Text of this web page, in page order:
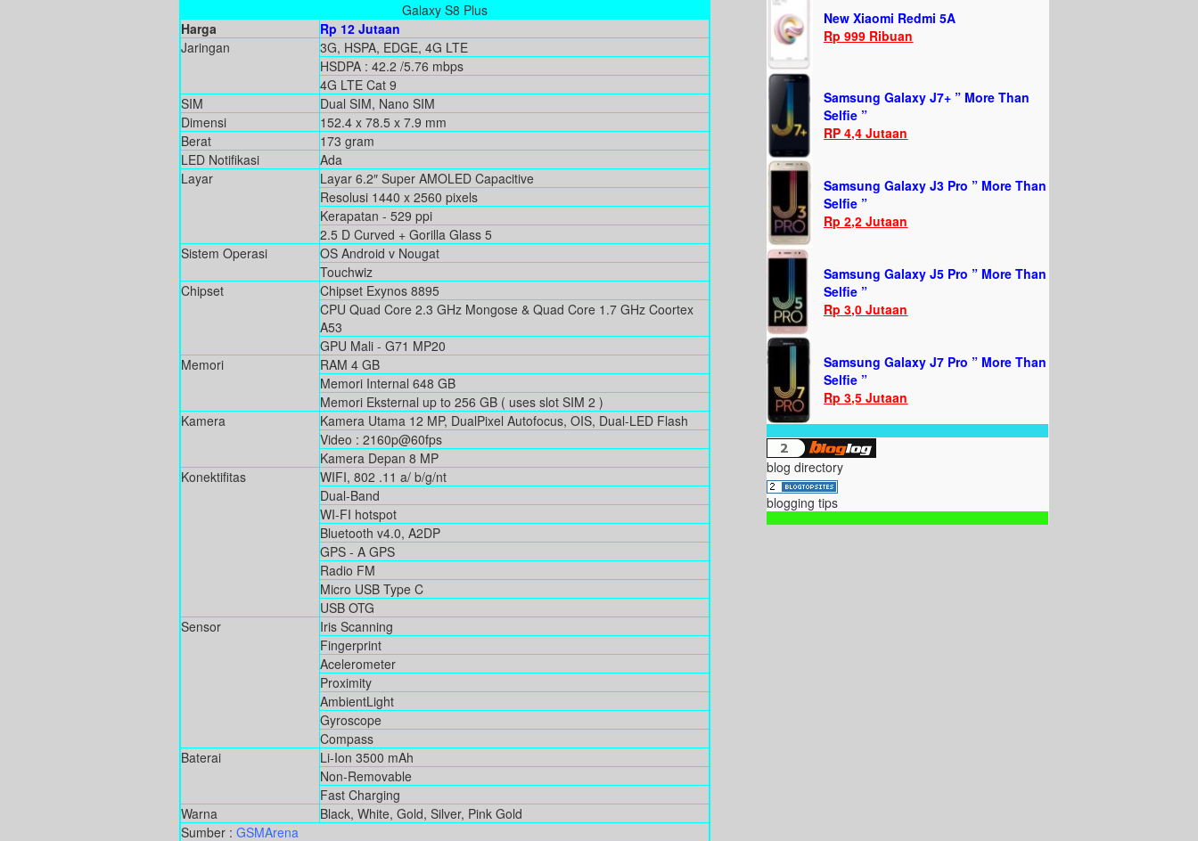
Galaxy S8 Plus
Harga
Rp 12 Jutaan
Jaringan
3G, HSPA, EDGE, 4G LTE
HSDPA : 42.2 /5.76 mbps
4G LTE Cat 9
SIM
Dual SIM, Nano SIM
Dimensi
152.4 x 78.5 x 7.9 mm
Berat
173 gram
LED Notifikasi
Ada
Layar
Layar 6.2″ Super AMOLED Capacitive
Resolusi 1440 x 2560 pixels
Kerapatan - 529 ppi
2.5 D Curved + Gorilla Glass 5
Sistem Operasi
OS Android v Nougat
Touchwiz
Chipset
Chipset Exynos 8895
CPU Quad Core 2.3 GHz Mongose & Quad Core 1.7 GHz Coortex
A53
GPU Mali - G71 MP20
Memori
RAM 4 GB
Memori Internal 648 GB
Memori Eksternal up to 256 GB ( uses slot SIM 2 )
Kamera
Kamera Utama 12 MP, DualPixel Autofocus, OIS, Dual-LED Flash
Video : 2160p@60fps
Kamera Depan 8 MP
Konektifitas
WIFI, 802 .11 a/ b/g/nt
Dual-Band
WI-FI hotspot
Bluetooth v4.0, A2DP
GPS - A GPS
Radio FM
Micro USB Type C
USB OTG
Sensor
Iris Scanning
Fingerprint
Acelerometer
Proximity
AmbientLight
Gyroscope
Compass
Baterai
Li-Ion 3500 mAh
Non-Removable
Fast Charging
Warna
Black, White, Gold, Silver, Pink Gold
Sumber : GSMArena
New Xiaomi Redmi 5A
Rp 999 Ribuan
Samsung Galaxy J7+ ” More Than
Selfie ”
RP 4,4 Jutaan
Samsung Galaxy J3 Pro ” More Than
Selfie ”
Rp 2,2 Jutaan
Samsung Galaxy J5 Pro ” More Than
Selfie ”
Rp 3,0 Jutaan
Samsung Galaxy J7 Pro ” More Than
Selfie ”
Rp 3,5 Jutaan
blog directory
blogging tips